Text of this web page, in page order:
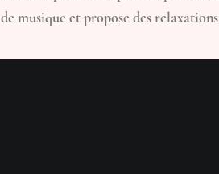
de musique et propose des